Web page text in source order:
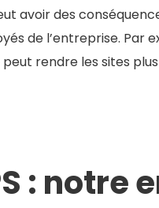
avoir des
de l’entreprise. Par
rendre les sites
: notre